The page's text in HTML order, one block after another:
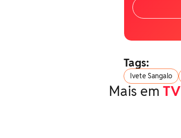
Tags:
Ivete Sangalo
Mais emTV